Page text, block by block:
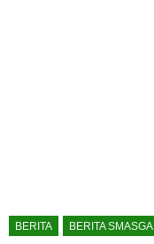
BERITA BERITA SMASGA